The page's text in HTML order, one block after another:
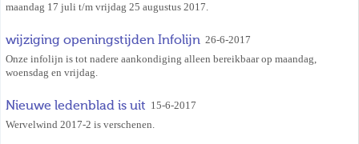
maandag 17 juli t/m vrijdag 25 augustus 2017.
wijziging openingstijden Infolijn 26-6-2017
Onze infolijn is tot nadere aankondiging alleen bereikbaar op maandag,
woensdag en vrijdag.
Nieuwe ledenblad is uit 15-6-2017
Wervelwind 2017-2 is verschenen.